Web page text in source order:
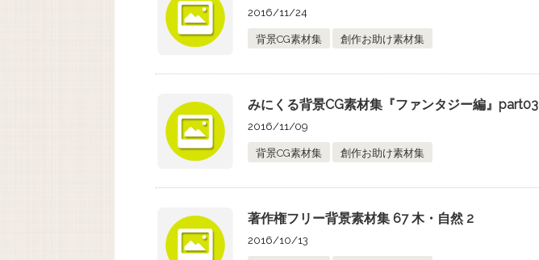
2016/11/24
背景CG素材集 創作お助け素材集
みにくる背景CG素材集『ファンタジー編』part03
2016/11/09
背景CG素材集 創作お助け素材集
著作権フリー背景素材集 67 木・自然 2
2016/10/13